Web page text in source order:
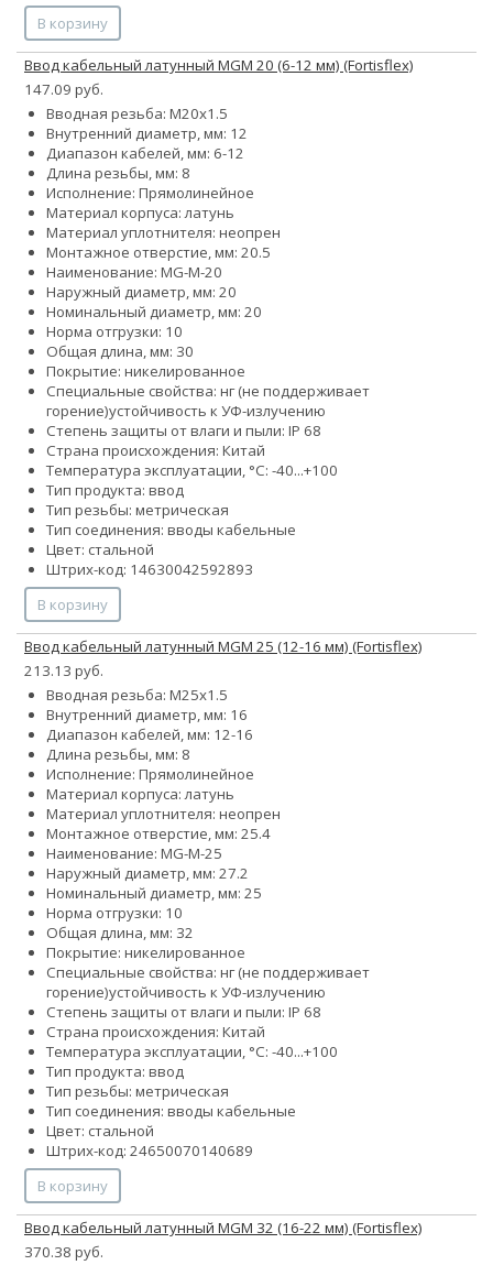
В корзину
Ввод кабельный латунный MGM 20 (6-12 мм) (Fortisflex)
147.09 руб.
Вводная резьба: M20x1.5
Внутренний диаметр, мм: 12
Диапазон кабелей, мм: 6-12
Длина резьбы, мм: 8
Исполнение: Прямолинейное
Материал корпуса: латунь
Материал уплотнителя: неопрен
Монтажное отверстие, мм: 20.5
Наименование: MG-M-20
Наружный диаметр, мм: 20
Номинальный диаметр, мм: 20
Норма отгрузки: 10
Общая длина, мм: 30
Покрытие: никелированное
Специальные свойства: нг (не поддерживает
горение)устойчивость к УФ-излучению
Степень защиты от влаги и пыли: IP 68
Страна происхождения: Китай
Температура эксплуатации, °С: -40...+100
Тип продукта: ввод
Тип резьбы: метрическая
Тип соединения: вводы кабельные
Цвет: стальной
Штрих-код: 14630042592893
В корзину
Ввод кабельный латунный MGM 25 (12-16 мм) (Fortisflex)
213.13 руб.
Вводная резьба: M25x1.5
Внутренний диаметр, мм: 16
Диапазон кабелей, мм: 12-16
Длина резьбы, мм: 8
Исполнение: Прямолинейное
Материал корпуса: латунь
Материал уплотнителя: неопрен
Монтажное отверстие, мм: 25.4
Наименование: MG-M-25
Наружный диаметр, мм: 27.2
Номинальный диаметр, мм: 25
Норма отгрузки: 10
Общая длина, мм: 32
Покрытие: никелированное
Специальные свойства: нг (не поддерживает
горение)устойчивость к УФ-излучению
Степень защиты от влаги и пыли: IP 68
Страна происхождения: Китай
Температура эксплуатации, °С: -40...+100
Тип продукта: ввод
Тип резьбы: метрическая
Тип соединения: вводы кабельные
Цвет: стальной
Штрих-код: 24650070140689
В корзину
Ввод кабельный латунный MGM 32 (16-22 мм) (Fortisflex)
370.38 руб.